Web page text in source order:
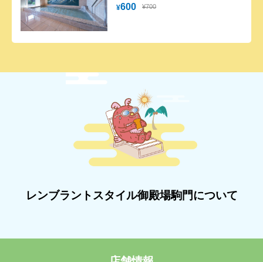
¥600 ¥700
レンブラントスタイル御殿場駒門について